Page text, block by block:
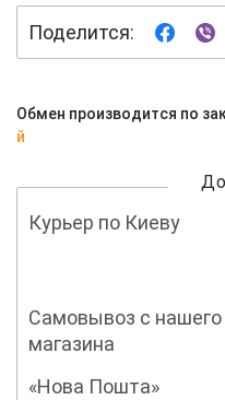
Поделится:
Обмен производится по
й
Курьер по Киеву
Самовывоз с нашего
магазина
«Нова Пошта»